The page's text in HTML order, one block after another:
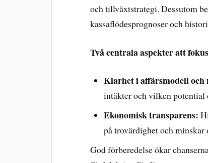
och tillväxtstrategi. Dessutom
kassaflödesprognoser och
Två centrala aspekter att
Klarhet i affärsmodell och
intäkter och vilken potential
Ekonomisk transparens:
på trovärdighet och minskar
God förberedelse ökar